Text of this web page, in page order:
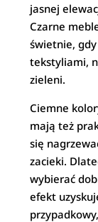
jasnej
Czarne
świetnie,
tekstyliami,
zieleni.
Ciemne
mają też
się
zacieki.
wybierać
efekt